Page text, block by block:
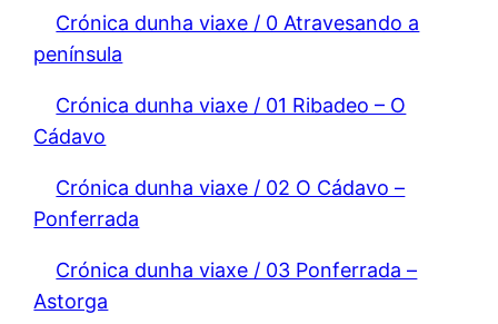
Crónica dunha viaxe / 0 Atravesando a
península
Crónica dunha viaxe / 01 Ribadeo – O
Cádavo
Crónica dunha viaxe / 02 O Cádavo –
Ponferrada
Crónica dunha viaxe / 03 Ponferrada –
Astorga